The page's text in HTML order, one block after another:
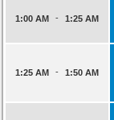
1:00 AM - 1:25 AM
1:25 AM - 1:50 AM